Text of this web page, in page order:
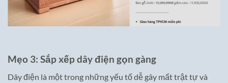
Mẹo 3: Sắp xếp dây điện gọn gàng
Dây điện là một trong những yếu tố dễ gây mất trật tự và